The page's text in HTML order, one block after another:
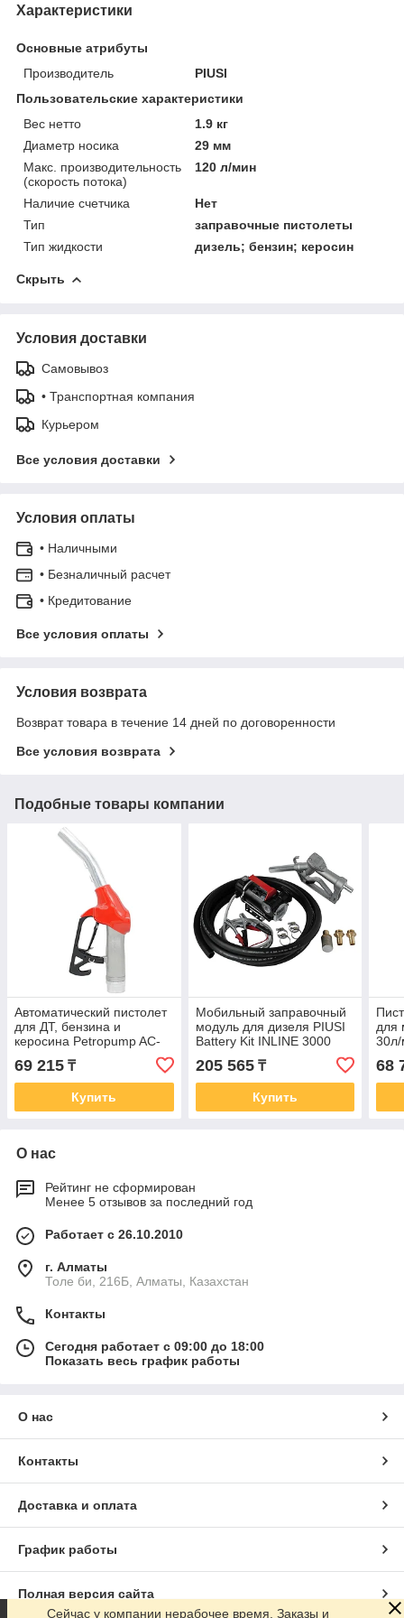
Характеристики
Основные атрибуты
Производитель
PIUSI
Пользовательские характеристики
Вес нетто
1.9 кг
Диаметр носика
29 мм
Макс. производительность
(скорость потока)
120 л/мин
Наличие счетчика
Нет
Тип
заправочные пистолеты
Тип жидкости
дизель; бензин; керосин
Скрыть
Условия доставки
Самовывоз
• Транспортная компания
Курьером
Все условия доставки
Условия оплаты
• Наличными
• Безналичный расчет
• Кредитование
Все условия оплаты
Условия возврата
Возврат товара в течение 14 дней по договоренности
Все условия возврата
Подобные товары компании
Автоматический пистолет
для ДТ, бензина и
керосина Petropump AC-
ZVA120 120л/мин
PP710005
69 215 ₸
Купить
Мобильный заправочный
модуль для дизеля PIUSI
Battery Kit INLINE 3000
24V + мех. пистолет 50л/
мин F00226380
205 565₸
Купить
для
68
О нас
Рейтинг не сформирован
Менее 5 отзывов за последний год
Работает с 26.10.2010
г. Алматы
Толе би, 216Б, Алматы, Казахстан
Контакты
Сегодня работает с 09:00 до 18:00
Показать весь график работы
О нас
Контакты
Доставка и оплата
График работы
Полная версия сайта
Сейчас у компании нерабочее время. Заказы и